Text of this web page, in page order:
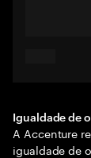
Igualdade de
A Accenture
igualdade de